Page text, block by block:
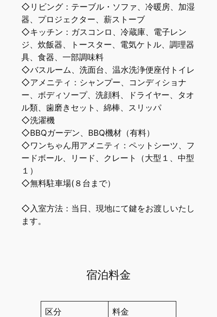
◇リビング：テーブル・ソファ、冷暖房、加湿
器、プロジェクター、薪ストーブ
◇キッチン：ガスコンロ、冷蔵庫、電子レン
ジ、炊飯器、トースター、電気ケトル、調理器
具、食器、一部調味料
◇バスルーム、洗面台、温水洗浄便座付トイレ
◇アメニティ：シャンプー、コンディショナ
ー、ボディソープ、洗顔料、ドライヤー、タオ
ル類、歯磨きセット、綿棒、スリッパ
◇洗濯機
◇BBQガーデン、BBQ機材（有料）
◇ワンちゃん用アメニティ：ペットシーツ、フ
ードボール、リード、クレート（大型１、中型
１）
◇無料駐車場(８台まで）
◇入室方法：当日、現地にて鍵をお渡しいたし
ます。
宿泊料金
区分 料金